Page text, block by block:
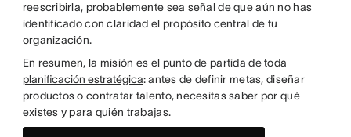
reescribirla, probablemente sea señal de que aún no has
identificado con claridad el propósito central de tu
organización.
En resumen, la misión es el punto de partida de toda
planificación estratégica: antes de definir metas, diseñar
productos o contratar talento, necesitas saber por qué
existes y para quién trabajas.